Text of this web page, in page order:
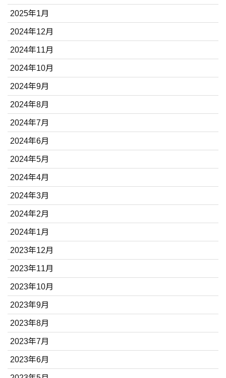
2025年1月
2024年12月
2024年11月
2024年10月
2024年9月
2024年8月
2024年7月
2024年6月
2024年5月
2024年4月
2024年3月
2024年2月
2024年1月
2023年12月
2023年11月
2023年10月
2023年9月
2023年8月
2023年7月
2023年6月